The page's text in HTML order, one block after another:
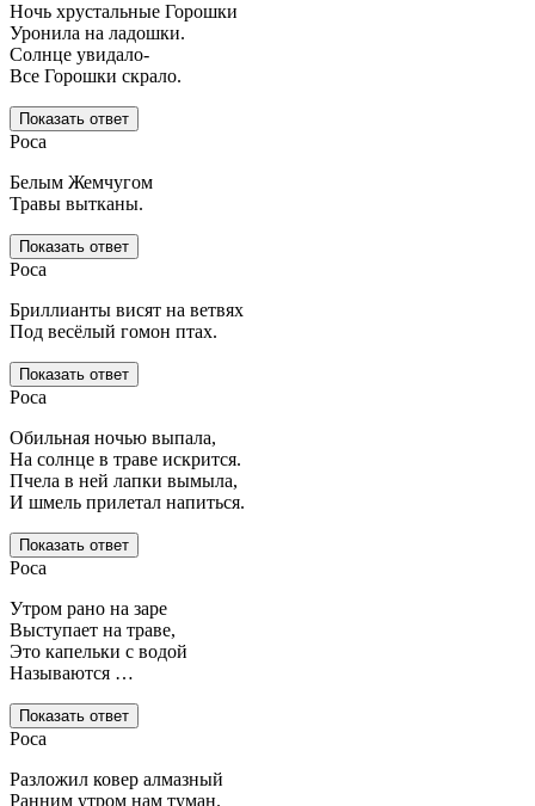
Ночь хрустальные Горошки
Уронила на ладошки.
Солнце увидало-
Все Горошки скрало.
Показать ответ
Роса
Белым Жемчугом
Травы вытканы.
Показать ответ
Роса
Бриллианты висят на ветвях
Под весёлый гомон птах.
Показать ответ
Роса
Обильная ночью выпала,
На солнце в траве искрится.
Пчела в ней лапки вымыла,
И шмель прилетал напиться.
Показать ответ
Роса
Утром рано на заре
Выступает на траве,
Это капельки с водой
Называются …
Показать ответ
Роса
Разложил ковер алмазный
Ранним утром нам туман.